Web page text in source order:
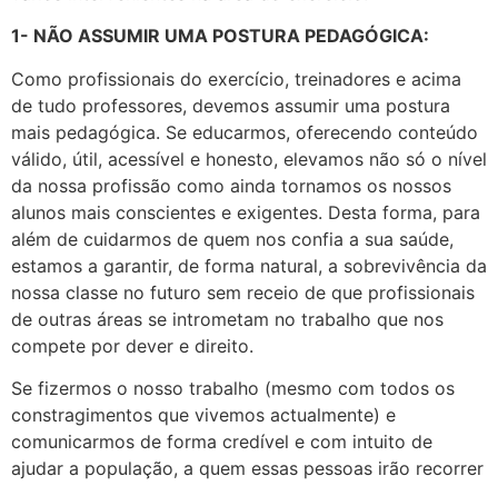
1- NÃO ASSUMIR UMA POSTURA PEDAGÓGICA:
Como profissionais do exercício, treinadores e acima
de tudo professores, devemos assumir uma postura
mais pedagógica. Se educarmos, oferecendo conteúdo
válido, útil, acessível e honesto, elevamos não só o nível
da nossa profissão como ainda tornamos os nossos
alunos mais conscientes e exigentes. Desta forma, para
além de cuidarmos de quem nos confia a sua saúde,
estamos a garantir, de forma natural, a sobrevivência da
nossa classe no futuro sem receio de que profissionais
de outras áreas se intrometam no trabalho que nos
compete por dever e direito.
Se fizermos o nosso trabalho (mesmo com todos os
constragimentos que vivemos actualmente) e
comunicarmos de forma credível e com intuito de
ajudar a população, a quem essas pessoas irão recorrer